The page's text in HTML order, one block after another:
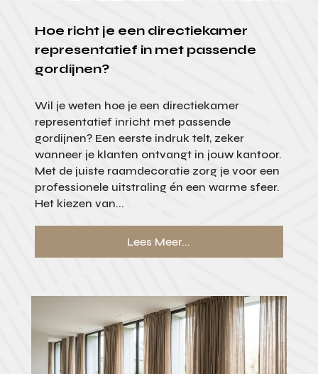
Hoe richt je een directiekamer
representatief in met passende
gordijnen?
Wil je weten hoe je een directiekamer
representatief inricht met passende
gordijnen? Een eerste indruk telt, zeker
wanneer je klanten ontvangt in jouw kantoor.
Met de juiste raamdecoratie zorg je voor een
professionele uitstraling én een warme sfeer.
Het kiezen van...
Lees Meer...